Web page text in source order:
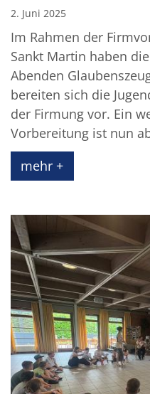
2. Juni 2025
Im Rahmen der
Sankt Martin haben
Abenden
bereiten sich die
der Firmung vor. Ein
Vorbereitung ist nun
mehr +